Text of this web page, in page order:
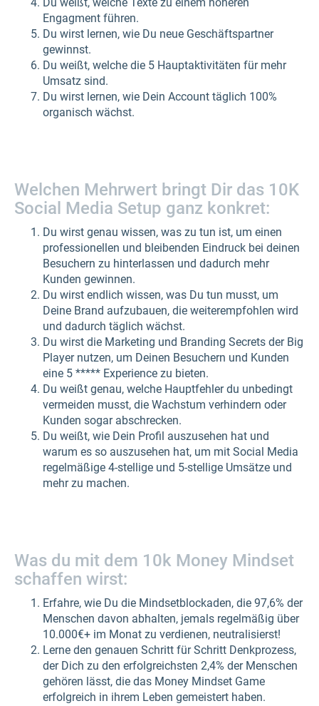
Engagment führen.
Du wirst lernen, wie Du neue Geschäftspartner
gewinnst.
Du weißt, welche die 5 Hauptaktivitäten für mehr
Umsatz sind.
Du wirst lernen, wie Dein Account täglich 100%
organisch wächst.
Welchen Mehrwert bringt Dir das 10K
Social Media Setup ganz konkret:
Du wirst genau wissen, was zu tun ist, um einen
professionellen und bleibenden Eindruck bei deinen
Besuchern zu hinterlassen und dadurch mehr
Kunden gewinnen.
Du wirst endlich wissen, was Du tun musst, um
Deine Brand aufzubauen, die weiterempfohlen wird
und dadurch täglich wächst.
Du wirst die Marketing und Branding Secrets der Big
Player nutzen, um Deinen Besuchern und Kunden
eine 5 ***** Experience zu bieten.
Du weißt genau, welche Hauptfehler du unbedingt
vermeiden musst, die Wachstum verhindern oder
Kunden sogar abschrecken.
Du weißt, wie Dein Profil auszusehen hat und
warum es so auszusehen hat, um mit Social Media
regelmäßige 4-stellige und 5-stellige Umsätze und
mehr zu machen.
Was du mit dem 10k Money Mindset
schaffen wirst:
Erfahre, wie Du die Mindsetblockaden, die 97,6% der
Menschen davon abhalten, jemals regelmäßig über
10.000€+ im Monat zu verdienen, neutralisierst!
Lerne den genauen Schritt für Schritt Denkprozess,
der Dich zu den erfolgreichsten 2,4% der Menschen
gehören lässt, die das Money Mindset Game
erfolgreich in ihrem Leben gemeistert haben.